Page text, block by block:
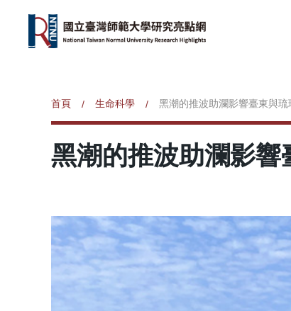
首頁 / 生命科學 / 黑潮的推波助瀾影響臺東與
黑潮的推波助瀾影